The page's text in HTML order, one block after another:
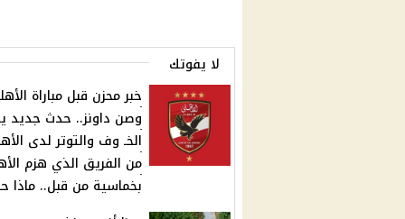
لا يفوتك
خبر محزن قبل مباراة
وصن داونز.. حدث جديد
الخـ وف والتوتر لدى
من الفريق الذي هزم
بخماسية من قبل.. ماذا